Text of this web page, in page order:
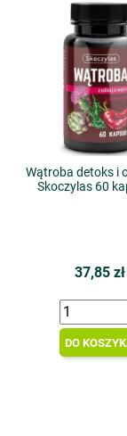
Wątroba detoks i
Skoczylas 60
37,85 zł
DO